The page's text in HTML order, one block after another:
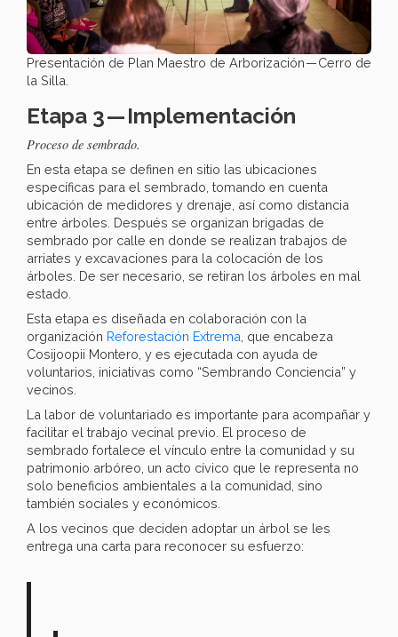
Presentación de Plan Maestro de Arborización — Cerro de
la Silla.
Etapa 3 — Implementación
Proceso de sembrado.
En esta etapa se definen en sitio las ubicaciones
específicas para el sembrado, tomando en cuenta
ubicación de medidores y drenaje, así como distancia
entre árboles. Después se organizan brigadas de
sembrado por calle en donde se realizan trabajos de
arriates y excavaciones para la colocación de los
árboles. De ser necesario, se retiran los árboles en mal
estado.
Esta etapa es diseñada en colaboración con la
organización Reforestación Extrema , que encabeza
Cosijoopii Montero, y es ejecutada con ayuda de
voluntarios, iniciativas como “Sembrando Conciencia” y
vecinos.
La labor de voluntariado es importante para acompañar y
facilitar el trabajo vecinal previo. El proceso de
sembrado fortalece el vínculo entre la comunidad y su
patrimonio arbóreo, un acto cívico que le representa no
solo beneficios ambientales a la comunidad, sino
también sociales y económicos.
A los vecinos que deciden adoptar un árbol se les
entrega una carta para reconocer su esfuerzo: